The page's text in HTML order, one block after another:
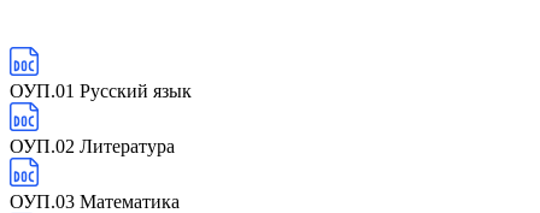
ОУП.01 Русский язык
ОУП.02 Литература
ОУП.03 Математика